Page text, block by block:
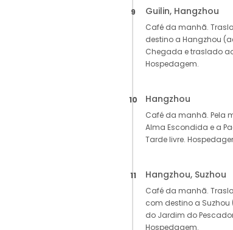
9 Guilin, Hangzhou
Café da manhã.
destino a Hangzhou
Chegada e traslado
Hospedagem.
10 Hangzhou
Café da manhã. Pela
Alma Escondida e a
Tarde livre.
11 Hangzhou, Suzhou
Café da manhã.
com destino a
do Jardim do
Hospedagem.